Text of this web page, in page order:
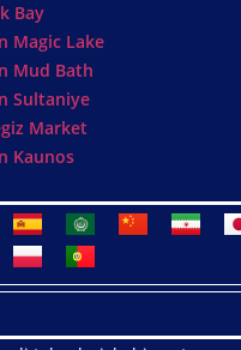
Bay
Magic Lake
Mud Bath
Sultaniye
Market
Kaunos